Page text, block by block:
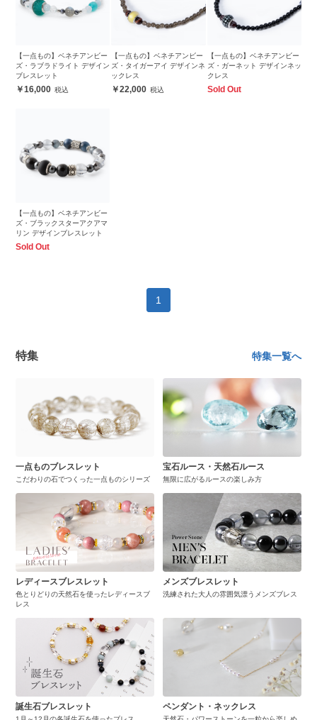
【一点もの】ベネチアンビー
ズ・ラブラドライト デザイン
ブレスレット
16,000
【一点もの】ベネチアンビー
ズ・タイガーアイ デザインネ
ックレス
22,000
【一点もの】ベネチアンビー
ズ・ガーネット デザインネッ
クレス
Sold Out
【一点もの】ベネチアンビー
ズ・ブラックスターアクアマ
リン デザインブレスレット
Sold Out
1
特集 特集一覧へ
一点ものブレスレット
こだわりの石でつくった一点ものシリーズ
宝石ルース・天然石ルース
無限に広がるルースの楽しみ方
レディースブレスレット
色とりどりの天然石を使ったレディースブ
レス
メンズブレスレット
洗練された大人の雰囲気漂うメンズブレス
誕生石ブレスレット ペンダント・ネックレス